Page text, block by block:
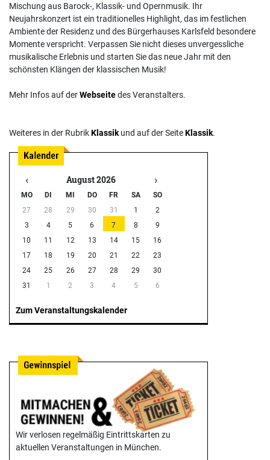
Mischung aus Barock-, Klassik- und Opernmusik. Ihr
Neujahrskonzert ist ein traditionelles Highlight, das im festlichen
Ambiente der Residenz und des Bürgerhauses Karlsfeld besondere
Momente verspricht. Verpassen Sie nicht dieses unvergessliche
musikalische Erlebnis und starten Sie das neue Jahr mit den
schönsten Klängen der klassischen Musik!
Mehr Infos auf derWebseitedes Veranstalters.
Weiteres in der RubrikKlassik und auf der SeiteKlassik.
‹ August 2026 ›
MO DI MI DO FR SA
SO
27
28 29 30 31 1
2
3
4 5 6 7 8
9
10
11 12 13 14 15
16
17
18 19 20 21 22
23
24
25 26 27 28 29
30
31
1 2 3 4 5 6
Zum Veranstaltungskalender
Wir verlosen regelmäßig Eintrittskarten zu
aktuellen Veranstaltungen in München.